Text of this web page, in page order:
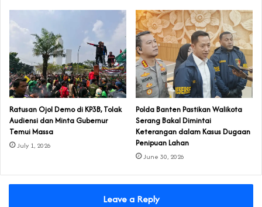
‎Ratusan Ojol Demo di KP3B, Tolak
Audiensi dan Minta Gubernur
Temui Massa
July 1, 2026
Polda Banten Pastikan Walikota
Serang Bakal Dimintai
Keterangan dalam Kasus Dugaan
Penipuan Lahan
June 30, 2026
Leave a Reply